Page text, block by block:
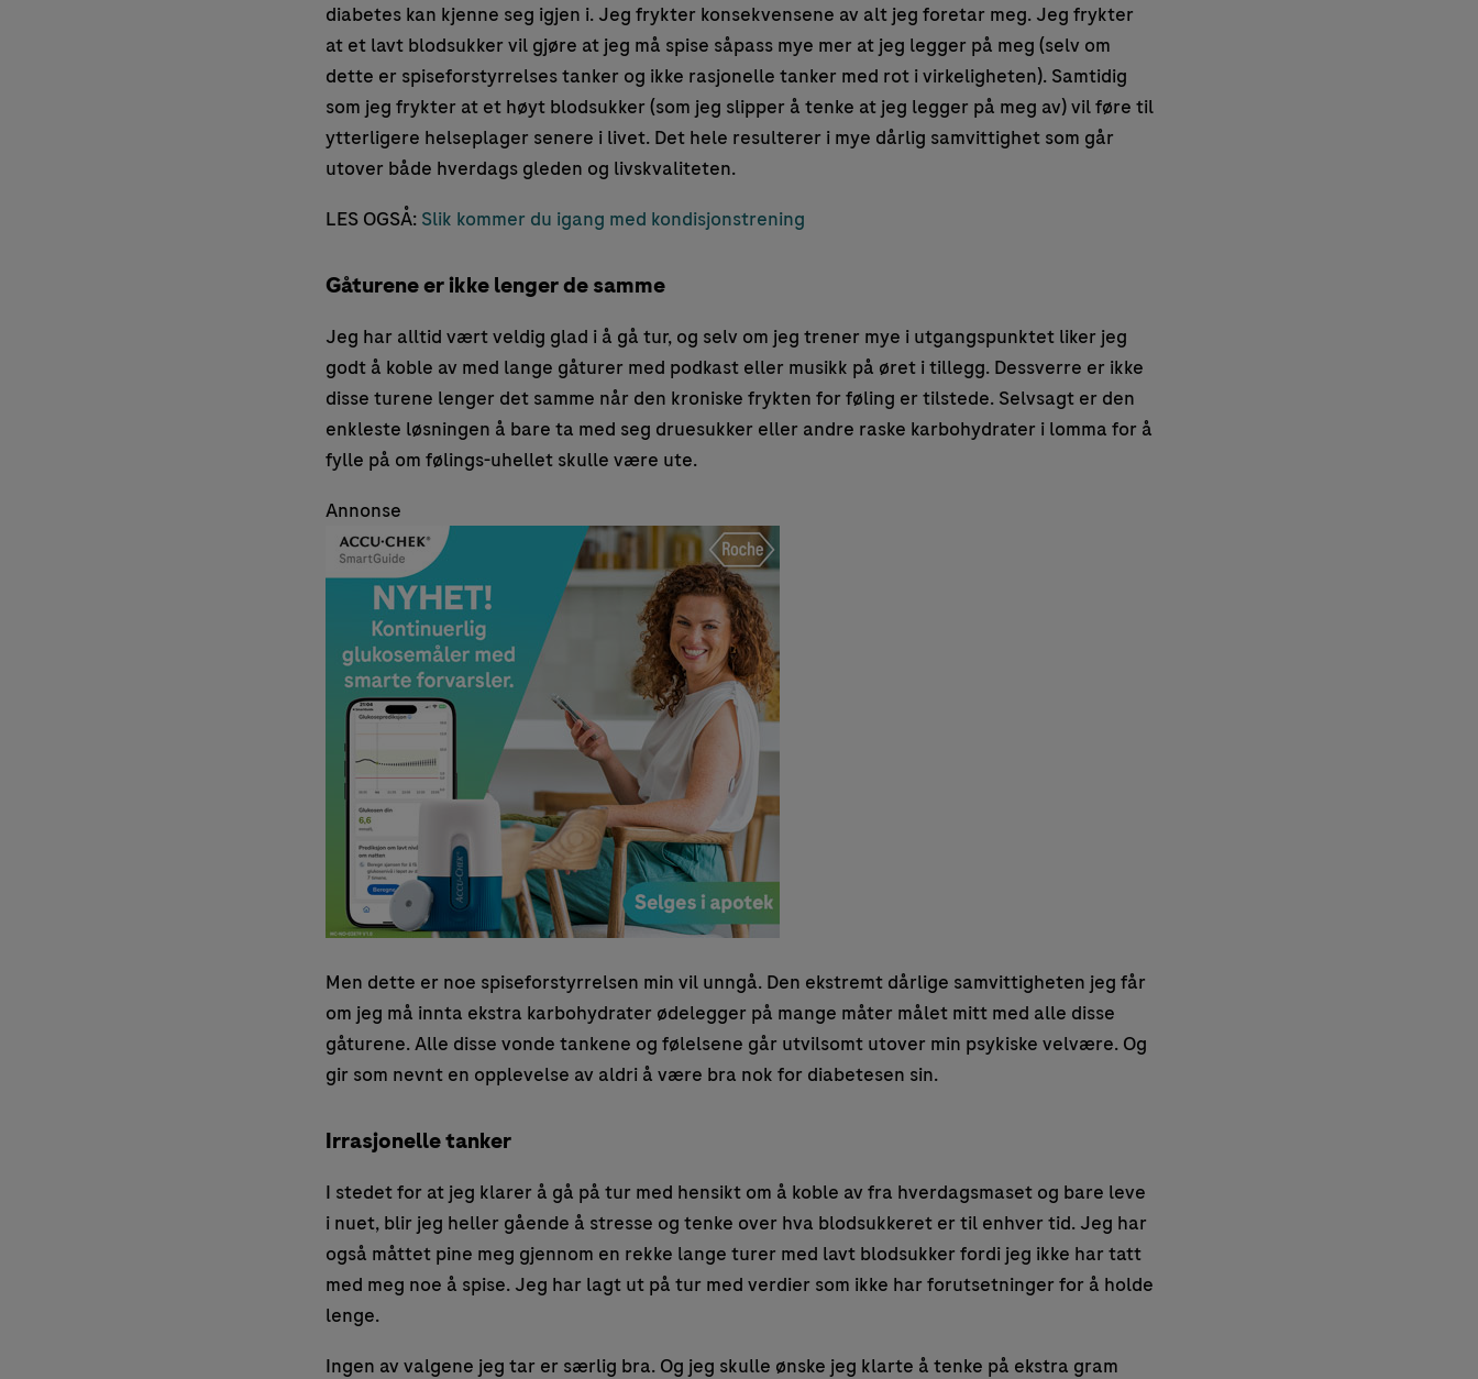
diabetes kan kjenne seg igjen i. Jeg frykter konsekvensene av alt jeg foretar meg. Jeg frykter
at et lavt blodsukker vil gjøre at jeg må spise såpass mye mer at jeg legger på meg (selv om
dette er spiseforstyrrelses tanker og ikke rasjonelle tanker med rot i virkeligheten). Samtidig
som jeg frykter at et høyt blodsukker (som jeg slipper å tenke at jeg legger på meg av) vil føre til
ytterligere helseplager senere i livet. Det hele resulterer i mye dårlig samvittighet som går
utover både hverdags gleden og livskvaliteten.
LES OGSÅ: Slik kommer du igang med kondisjonstrening
Gåturene er ikke lenger de samme
Jeg har alltid vært veldig glad i å gå tur, og selv om jeg trener mye i utgangspunktet liker jeg
godt å koble av med lange gåturer med podkast eller musikk på øret i tillegg. Dessverre er ikke
disse turene lenger det samme når den kroniske frykten for føling er tilstede. Selvsagt er den
enkleste løsningen å bare ta med seg druesukker eller andre raske karbohydrater i lomma for å
fylle på om følings-uhellet skulle være ute.
Annonse
Men dette er noe spiseforstyrrelsen min vil unngå. Den ekstremt dårlige samvittigheten jeg får
om jeg må innta ekstra karbohydrater ødelegger på mange måter målet mitt med alle disse
gåturene. Alle disse vonde tankene og følelsene går utvilsomt utover min psykiske velvære. Og
gir som nevnt en opplevelse av aldri å være bra nok for diabetesen sin.
Irrasjonelle tanker
I stedet for at jeg klarer å gå på tur med hensikt om å koble av fra hverdagsmaset og bare leve
i nuet, blir jeg heller gående å stresse og tenke over hva blodsukkeret er til enhver tid. Jeg har
også måttet pine meg gjennom en rekke lange turer med lavt blodsukker fordi jeg ikke har tatt
med meg noe å spise. Jeg har lagt ut på tur med verdier som ikke har forutsetninger for å holde
lenge.
Ingen av valgene jeg tar er særlig bra. Og jeg skulle ønske jeg klarte å tenke på ekstra gram